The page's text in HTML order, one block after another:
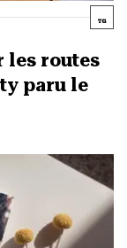
les routes
paru le